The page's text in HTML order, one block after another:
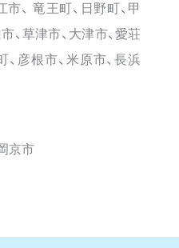
、 竜王町、日野町、甲
、草津市、大津市、愛荘
、彦根市、米原市、長浜
京市